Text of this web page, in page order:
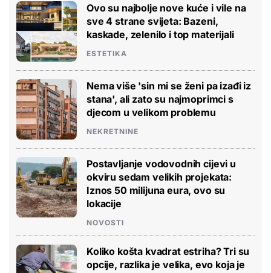
Ovo su najbolje nove kuće i vile na
sve 4 strane svijeta: Bazeni,
kaskade, zelenilo i top materijali
ESTETIKA
Nema više 'sin mi se ženi pa izađi iz
stana', ali zato su najmoprimci s
djecom u velikom problemu
NEKRETNINE
Postavljanje vodovodnih cijevi u
okviru sedam velikih projekata:
Iznos 50 milijuna eura, ovo su
lokacije
NOVOSTI
Koliko košta kvadrat estriha? Tri su
opcije, razlika je velika, evo koja je